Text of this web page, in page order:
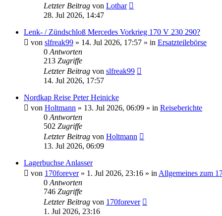
Letzter Beitrag von Lothar
28. Jul 2026, 14:47
Lenk- / Zündschloß Mercedes Vorkrieg 170 V 230 290?
von slfreak99 » 14. Jul 2026, 17:57 » in Ersatzteilebörse
0 Antworten
213 Zugriffe
Letzter Beitrag von slfreak99
14. Jul 2026, 17:57
Nordkap Reise Peter Heinicke
von Holtmann » 13. Jul 2026, 06:09 » in Reiseberichte
0 Antworten
502 Zugriffe
Letzter Beitrag von Holtmann
13. Jul 2026, 06:09
Lagerbuchse Anlasser
von 170forever» 1. Jul 2026, 23:16 » in Allgemeines zum
0 Antworten
746 Zugriffe
Letzter Beitrag von 170forever
1. Jul 2026, 23:16